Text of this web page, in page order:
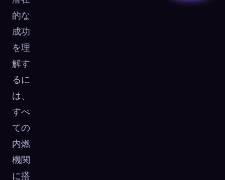
的な
成功
を理
解す
るに
は、
すべ
ての
内燃
機関
に搭